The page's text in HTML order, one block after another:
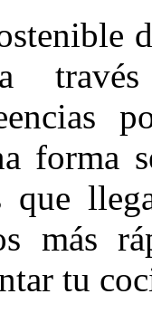
forma
que
más
tu